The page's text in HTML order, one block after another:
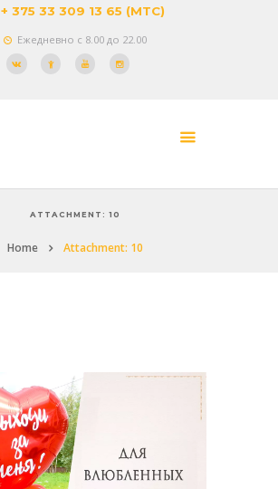
+ 375 33 309 13 65 (МТС)
Ежедневно с 8.00 до 22.00
ATTACHMENT: 10
Home Attachment: 10